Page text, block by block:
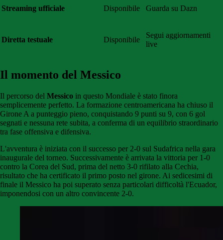
Streaming ufficiale Disponibile Guarda su Dazn
Diretta testuale Disponibile
Segui aggiornamenti
live
Il momento del Messico
Il percorso del Messico in questo Mondiale è stato finora
semplicemente perfetto. La formazione centroamericana ha chiuso il
Girone A a punteggio pieno, conquistando 9 punti su 9, con 6 gol
segnati e nessuna rete subita, a conferma di un equilibrio straordinario
tra fase offensiva e difensiva.
L'avventura è iniziata con il successo per 2-0 sul Sudafrica nella gara
inaugurale del torneo. Successivamente è arrivata la vittoria per 1-0
contro la Corea del Sud, prima del netto 3-0 rifilato alla Cechia,
risultato che ha certificato il primo posto nel girone. Ai sedicesimi di
finale il Messico ha poi superato senza particolari difficoltà l'Ecuador,
imponendosi con un altro convincente 2-0.